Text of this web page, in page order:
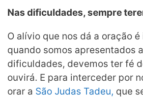
Nas dificuldades, sempre
O alívio que nos dá a oração
quando somos apresentados
dificuldades, devemos ter fé
ouvirá. E para interceder por
orar a São Judas Tadeu, que